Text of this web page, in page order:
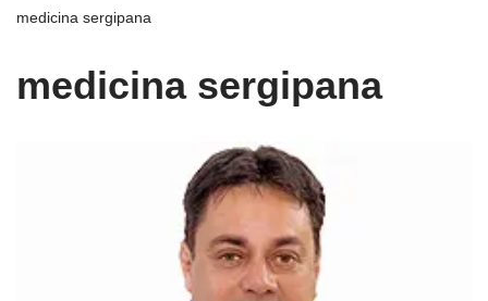
medicina sergipana
medicina sergipana